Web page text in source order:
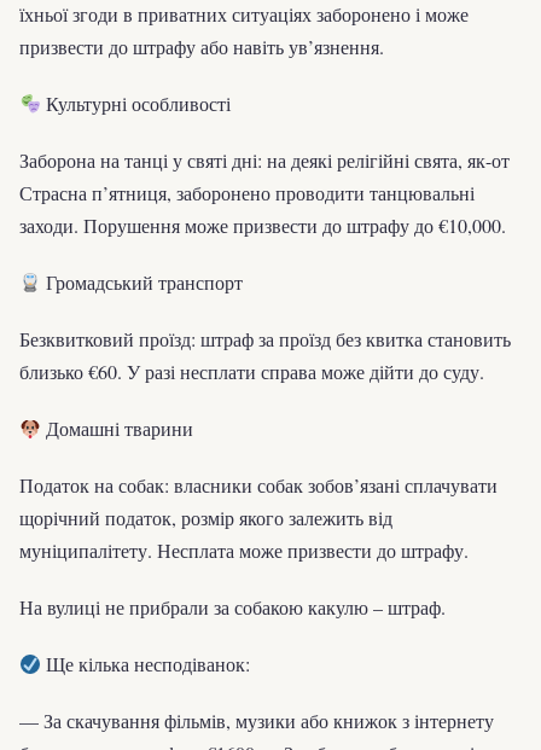
їхньої згоди в приватних ситуаціях заборонено і може
призвести до штрафу або навіть ув’язнення.
Культурні особливості
Заборона на танці у святі дні: на деякі релігійні свята, як-от
Страсна п’ятниця, заборонено проводити танцювальні
заходи. Порушення може призвести до штрафу до €10,000.
Громадський транспорт
Безквитковий проїзд: штраф за проїзд без квитка становить
близько €60. У разі несплати справа може дійти до суду.
Домашні тварини
Податок на собак: власники собак зобов’язані сплачувати
щорічний податок, розмір якого залежить від
муніципалітету. Несплата може призвести до штрафу.
На вулиці не прибрали за собакою какулю – штраф.
Ще кілька несподіванок:
— За скачування фільмів, музики або книжок з інтернету